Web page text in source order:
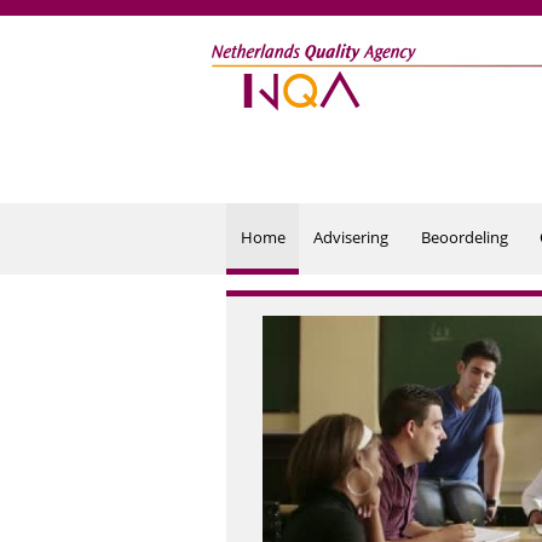
Overslaan en naar de inhoud gaan
Home Advisering Beoordeling